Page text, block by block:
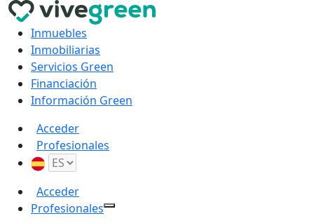
Inmuebles
Inmobiliarias
Servicios Green
Financiación
Información Green
Acceder
Profesionales
Acceder
Profesionales